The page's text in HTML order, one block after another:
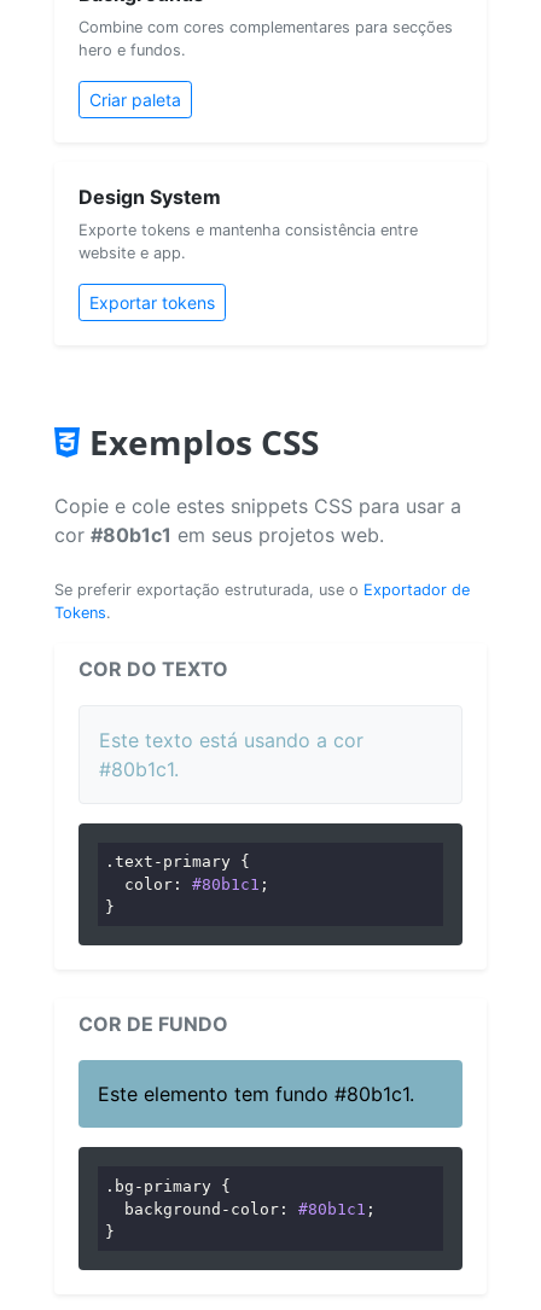
Combine com cores complementares para secções
hero e fundos.
Criar paleta
Design System
Exporte tokens e mantenha consistência entre
website e app.
Exportar tokens
Exemplos CSS
Copie e cole estes snippets CSS para usar a
cor #80b1c1 em seus projetos web.
Se preferir exportação estruturada, use o Exportador de
Tokens.
COR DO TEXTO
Este texto está usando a cor
#80b1c1.
.text-primary {
color : #80b1c1 ;
}
COR DE FUNDO
Este elemento tem fundo #80b1c1.
.bg-primary {
background-color : #80b1c1 ;
}